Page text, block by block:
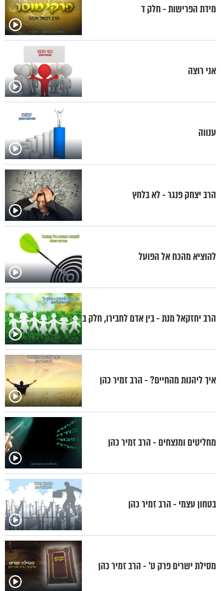
מידת הפרישות - חלק ד
אני רוצה
ענווה
הרב יצחק פנגר - לא בלחץ
להוציא מהכח אל הפועל
הרב יחזקאל מנת - בין אדם לחבירו, חלק ב
איך ליהנות מהחיים? - הרב זמיר כהן
מחליטים ומנצחים - הרב זמיר כהן
בטחון עצמי - הרב זמיר כהן
מסילת ישרים פרק ט’ - הרב זמיר כהן